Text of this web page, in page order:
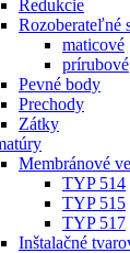
Redukcie
Rozoberateľné
maticové
prírubové
Pevné body
Prechody
Zátky
Membránové
TYP 514
TYP 515
TYP 517
Inštalačné